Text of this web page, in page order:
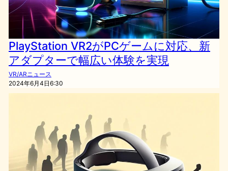
PlayStation VR2がPCゲームに対応、新
アダプターで幅広い体験を実現
VR/ARニュース
2024年6月4日6:30